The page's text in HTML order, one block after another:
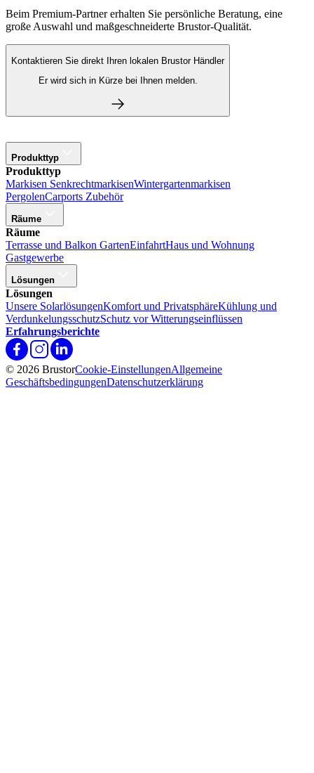
Beim Premium-Partner erhalten Sie persönliche Beratung, eine
große Auswahl und maßgeschneiderte Brustor-Qualität.
Kontaktieren Sie direkt Ihren lokalen Brustor Händler
Er wird sich in Kürze bei Ihnen melden.
Produkttyp
Produkttyp
Markisen SenkrechtmarkisenWintergartenmarkisen
PergolenCarports Zubehör
Räume
Räume
Terrasse und Balkon GartenEinfahrtHaus und Wohnung
Gastgewerbe
Lösungen
Lösungen
Unsere SolarlösungenKomfort und PrivatsphäreKühlung und
VerdunkelungsschutzSchutz vor Witterungseinflüssen
Erfahrungsberichte
© 2026 BrustorCookie-EinstellungenAllgemeine
GeschäftsbedingungenDatenschutzerklärung